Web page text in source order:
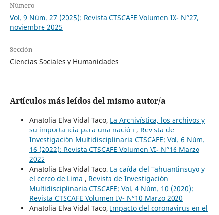
Número
Vol. 9 Núm. 27 (2025): Revista CTSCAFE Volumen IX- N°27,
noviembre 2025
Sección
Ciencias Sociales y Humanidades
Artículos más leídos del mismo autor/a
Anatolia Elva Vidal Taco, La Archivística, los archivos y
su importancia para una nación , Revista de
Investigación Multidisciplinaria CTSCAFE: Vol. 6 Núm.
16 (2022): Revista CTSCAFE Volumen VI- N°16 Marzo
2022
Anatolia Elva Vidal Taco, La caída del Tahuantinsuyo y
el cerco de Lima , Revista de Investigación
Multidisciplinaria CTSCAFE: Vol. 4 Núm. 10 (2020):
Revista CTSCAFE Volumen IV- N°10 Marzo 2020
Anatolia Elva Vidal Taco, Impacto del coronavirus en el